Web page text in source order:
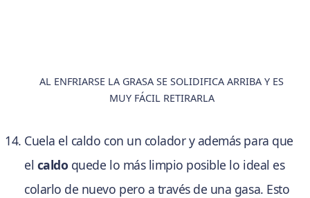
AL ENFRIARSE LA GRASA SE SOLIDIFICA ARRIBA Y ES
MUY FÁCIL RETIRARLA
Cuela el caldo con un colador y además para que
el caldo quede lo más limpio posible lo ideal es
colarlo de nuevo pero a través de una gasa. Esto